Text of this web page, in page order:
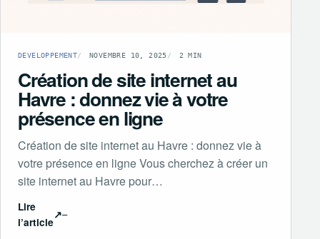
DEVELOPPEMENT NOVEMBRE 10, 2025 2 MIN
Création de site internet au
Havre : donnez vie à votre
présence en ligne
Création de site internet au Havre : donnez vie à
votre présence en ligne Vous cherchez à créer un
site internet au Havre pour…
Lire
l’article
↗